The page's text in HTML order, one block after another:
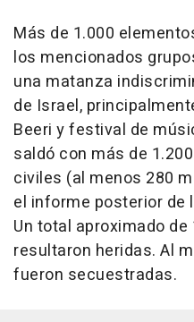
Más de 1.000
los mencionados
una matanza
de Israel,
Beeri y festival de
saldó con más de
civiles (al menos 280
el informe posterior de
Un total aproximado
resultaron heridas. Al
fueron secuestradas.